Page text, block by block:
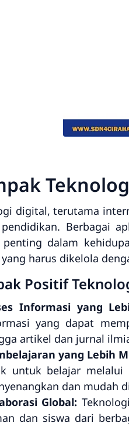
digital, terutama
Berbagai
penting dalam
harus dikelola
Positif
Informasi yang
yang dapat
artikel dan jurnal
yang Lebih
untuk belajar melalui
dan mudah
Global:
dan siswa dari